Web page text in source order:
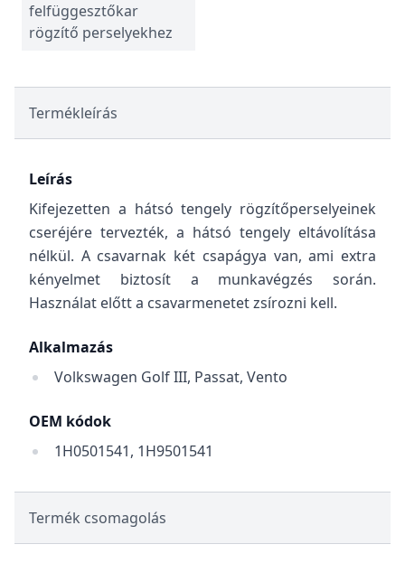
felfüggesztőkar
rögzítő perselyekhez
Termékleírás
Leírás
Kifejezetten a hátsó tengely rögzítőperselyeinek
cseréjére tervezték, a hátsó tengely eltávolítása
nélkül. A csavarnak két csapágya van, ami extra
kényelmet biztosít a munkavégzés során.
Használat előtt a csavarmenetet zsírozni kell.
Alkalmazás
Volkswagen Golf III, Passat, Vento
OEM kódok
1H0501541, 1H9501541
Termék csomagolás